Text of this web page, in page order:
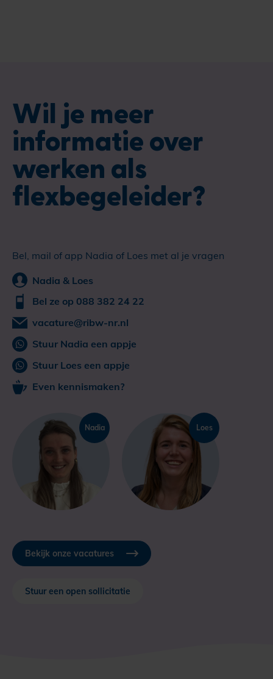
Wil je meer
informatie over
werken als
flexbegeleider?
Bel, mail of app Nadia of Loes met al je vragen
Nadia & Loes
Bel ze op 088 382 24 22
vacature@ribw-nr.nl
Stuur Nadia een appje
Stuur Loes een appje
Even kennismaken?
Nadia Loes
Bekijk onze vacatures
Stuur een open sollicitatie